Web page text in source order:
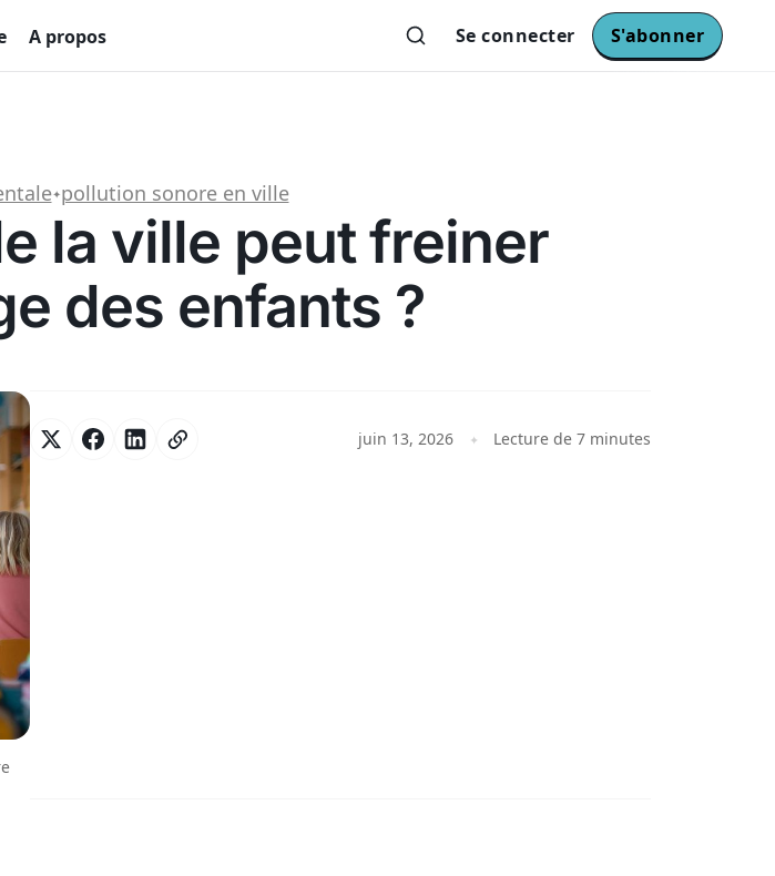
A propos Se connecter S'abonner
✦pollution sonore en ville
la ville peut freiner
des enfants ?
juin 13, 2026 Lecture de 7 minutes